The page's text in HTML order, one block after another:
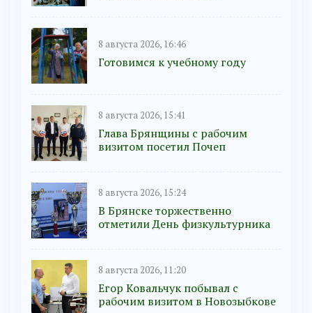
8 августа 2026, 16:46
Готовимся к учебному году
8 августа 2026, 15:41
Глава Брянщины с рабочим
визитом посетил Почеп
8 августа 2026, 15:24
В Брянске торжественно
отметили День физкультурника
8 августа 2026, 11:20
Егор Ковальчук побывал с
рабочим визитом в Новозыбкове